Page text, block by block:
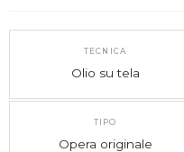
TECNICA
Olio su tela
TIPO
Opera originale